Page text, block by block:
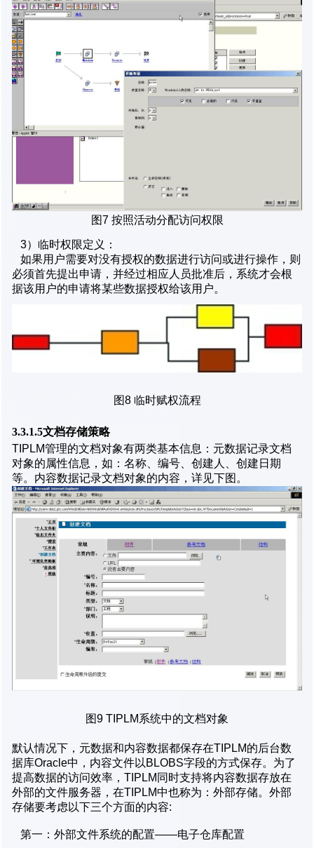
图7 按照活动分配访问权限
3）临时权限定义：
如果用户需要对没有授权的数据进行访问或进行操作，则
必须首先提出申请，并经过相应人员批准后，系统才会根
据该用户的申请将某些数据授权给该用户。
图8 临时赋权流程
3.3.1.5文档存储策略
TIPLM管理的文档对象有两类基本信息：元数据记录文档
对象的属性信息，如：名称、编号、创建人、创建日期
等。内容数据记录文档对象的内容，详见下图。
图9 TIPLM系统中的文档对象
默认情况下，元数据和内容数据都保存在TIPLM的后台数
据库Oracle中，内容文件以BLOBS字段的方式保存。为了
提高数据的访问效率，TIPLM同时支持将内容数据存放在
外部的文件服务器，在TIPLM中也称为：外部存储。外部
存储要考虑以下三个方面的内容:
第一：外部文件系统的配置——电子仓库配置